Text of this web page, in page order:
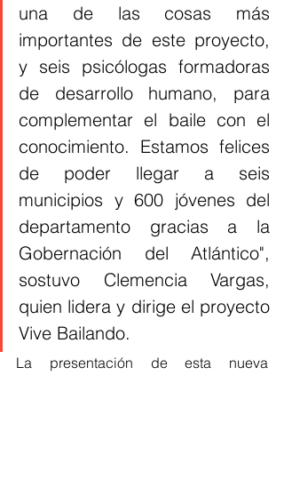
una de las cosas más
importantes de este proyecto,
y seis psicólogas formadoras
de desarrollo humano, para
complementar el baile con el
conocimiento. Estamos felices
de poder llegar a seis
municipios y 600 jóvenes del
departamento gracias a la
Gobernación del Atlántico",
sostuvo Clemencia Vargas,
quien lidera y dirige el proyecto
Vive Bailando.
La presentación de esta nueva